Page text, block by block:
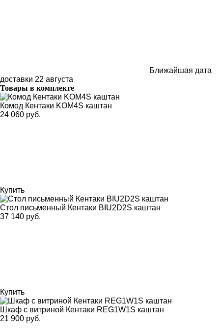
Ближайшая дата
доставки 22 августа
Товары в комплекте
Комод Кентаки KOM4S каштан
24 060 руб.
Купить
Стол письменный Кентаки BIU2D2S каштан
37 140 руб.
Купить
Шкаф с витриной Кентаки REG1W1S каштан
21 900 руб.